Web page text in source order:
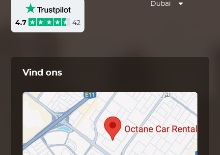
4.7 42
Dubai
Vind ons